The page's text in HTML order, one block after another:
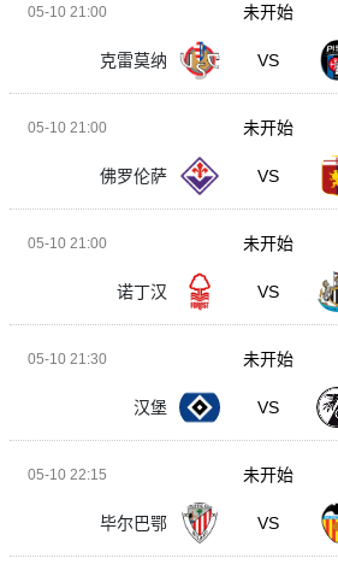
05-10 21:00
克雷莫纳 VS
未开始
05-10 21:00
佛罗伦萨 VS
未开始
05-10 21:00
诺丁汉 VS
未开始
05-10 21:30
汉堡 VS
未开始
05-10 22:15
毕尔巴鄂 VS
未开始